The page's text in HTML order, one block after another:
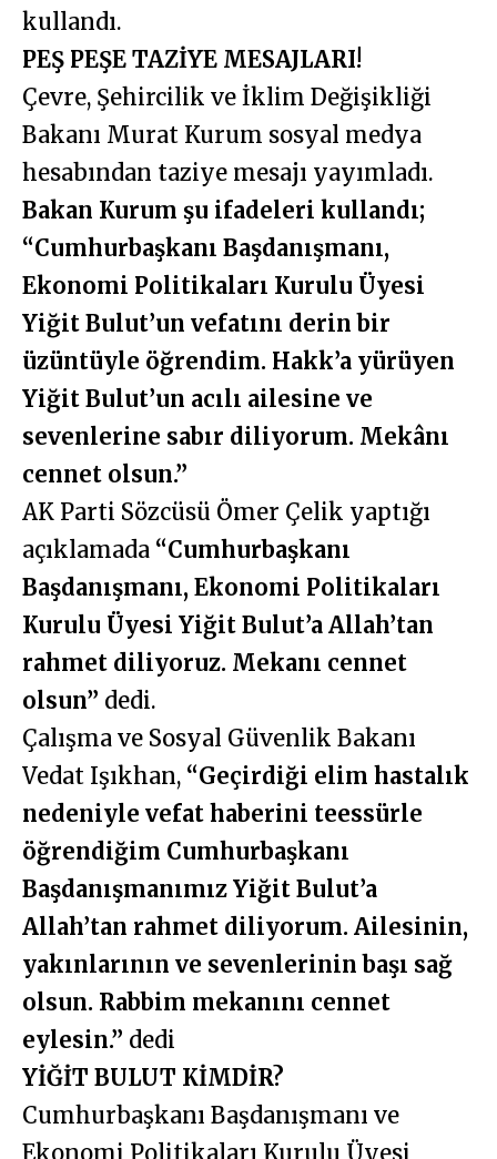
kullandı.
PEŞ PEŞE TAZİYE MESAJLARI!
Çevre, Şehircilik ve İklim Değişikliği
Bakanı Murat Kurum sosyal medya
hesabından taziye mesajı yayımladı.
Bakan Kurum şu ifadeleri kullandı;
“Cumhurbaşkanı Başdanışmanı,
Ekonomi Politikaları Kurulu Üyesi
Yiğit Bulut’un vefatını derin bir
üzüntüyle öğrendim. Hakk’a yürüyen
Yiğit Bulut’un acılı ailesine ve
sevenlerine sabır diliyorum. Mekânı
cennet olsun.”
AK Parti Sözcüsü Ömer Çelik yaptığı
açıklamada “Cumhurbaşkanı
Başdanışmanı, Ekonomi Politikaları
Kurulu Üyesi Yiğit Bulut’a Allah’tan
rahmet diliyoruz. Mekanı cennet
olsun” dedi.
Çalışma ve Sosyal Güvenlik Bakanı
Vedat Işıkhan, “Geçirdiği elim hastalık
nedeniyle vefat haberini teessürle
öğrendiğim Cumhurbaşkanı
Başdanışmanımız Yiğit Bulut’a
Allah’tan rahmet diliyorum. Ailesinin,
yakınlarının ve sevenlerinin başı sağ
olsun. Rabbim mekanını cennet
eylesin.” dedi
YİĞİT BULUT KİMDİR?
Cumhurbaşkanı Başdanışmanı ve
Ekonomi Politikaları Kurulu Üyesi